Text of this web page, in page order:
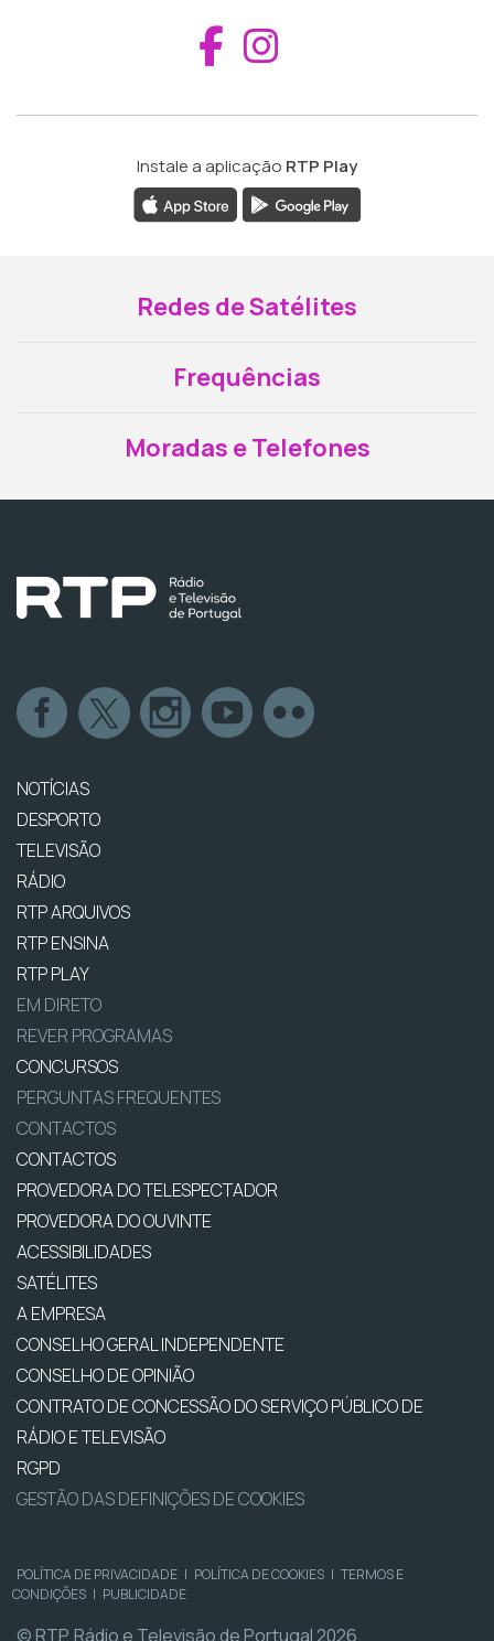
Aceder ao
Instale a aplicação RTP Play
Redes de Satélites
Frequências
Moradas e Telefones
NOTÍCIAS
DESPORTO
TELEVISÃO
RÁDIO
RTP ARQUIVOS
RTP ENSINA
RTP PLAY
EM DIRETO
REVER PROGRAMAS
CONCURSOS
PERGUNTAS FREQUENTES
CONTACTOS
CONTACTOS
PROVEDORA DO TELESPECTADOR
PROVEDORA DO OUVINTE
ACESSIBILIDADES
SATÉLITES
A EMPRESA
CONSELHO GERAL INDEPENDENTE
CONSELHO DE OPINIÃO
CONTRATO DE CONCESSÃO DO SERVIÇO PÚBLICO DE
RÁDIO E TELEVISÃO
RGPD
GESTÃO DAS DEFINIÇÕES DE COOKIES
POLÍTICA DE PRIVACIDADE | POLÍTICA DE COOKIES | TERMOS E
CONDIÇÕES | PUBLICIDADE
© RTP, Rádio e Televisão de Portugal 2026